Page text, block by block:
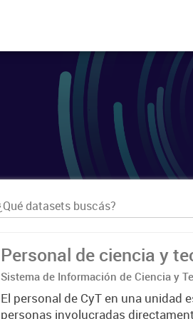
Personal de ciencia y
Sistema de Información de Ciencia y
El personal de CyT en una unidad
personas involucradas